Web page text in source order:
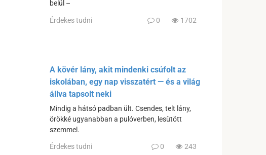
belül –
Érdekes tudni 0 1702
A kövér lány, akit mindenki csúfolt az
iskolában, egy nap visszatért — és a világ
állva tapsolt neki
Mindig a hátsó padban ült. Csendes, telt lány,
örökké ugyanabban a pulóverben, lesütött
szemmel.
Érdekes tudni 0 243